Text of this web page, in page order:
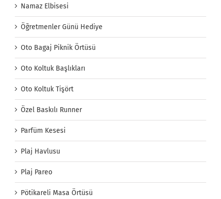
Namaz Elbisesi
Öğretmenler Günü Hediye
Oto Bagaj Piknik Örtüsü
Oto Koltuk Başlıkları
Oto Koltuk Tişört
Özel Baskılı Runner
Parfüm Kesesi
Plaj Havlusu
Plaj Pareo
Pötikareli Masa Örtüsü